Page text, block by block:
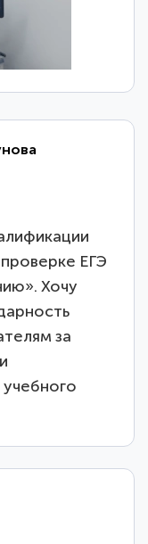
ЕГЭ
Хочу
за